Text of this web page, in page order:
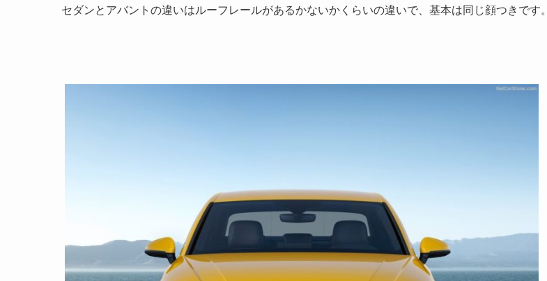
セダンとアバントの違いはルーフレールがあるかないかくらいの違いで、基本は同じ顔つきです。